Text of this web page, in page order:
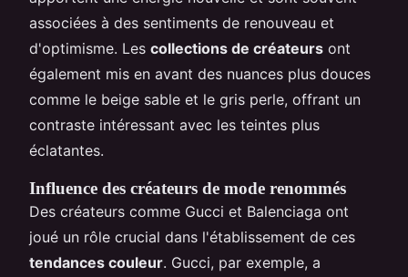
associées à des sentiments de renouveau et
d'optimisme. Les collections de créateurs ont
également mis en avant des nuances plus douces
comme le beige sable et le gris perle, offrant un
contraste intéressant avec les teintes plus
éclatantes.
Influence des créateurs de mode renommés
Des créateurs comme Gucci et Balenciaga ont
joué un rôle crucial dans l'établissement de ces
tendances couleur. Gucci, par exemple, a